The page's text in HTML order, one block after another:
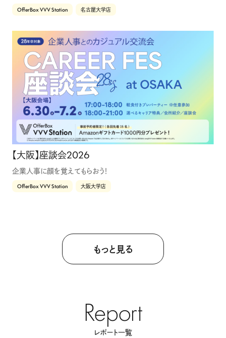
OfferBox VVV Station 名古屋大学店
【大阪】座談会2026
企業人事に顔を覚えてもらおう！
OfferBox VVV Station 大阪大学店
もっと見る
Report
レポート一覧